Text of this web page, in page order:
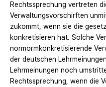
Rechtssprechung vertreten
Verwaltungsvorschirften
zukommt, wenn sie die
konkretisieren hat. Solche
normormkonkretisierende
der deutschen
Lehrmeinungen noch
Rechtssprechung, wenn die